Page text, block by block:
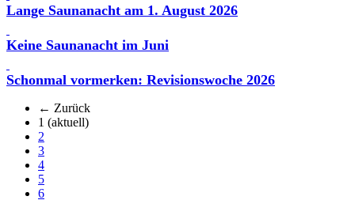
Lange Saunanacht am 1. August 2026
Keine Saunanacht im Juni
Schonmal vormerken: Revisionswoche 2026
← Zurück
1 (aktuell)
2
3
4
5
6